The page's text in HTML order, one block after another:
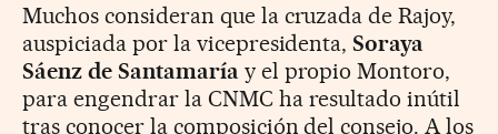
Muchos consideran que la cruzada de Rajoy,
auspiciada por la vicepresidenta,Soraya
Sáenz de Santamaría y el propio Montoro,
para engendrar la CNMC ha resultado inútil
tras conocer la composición del consejo. A los